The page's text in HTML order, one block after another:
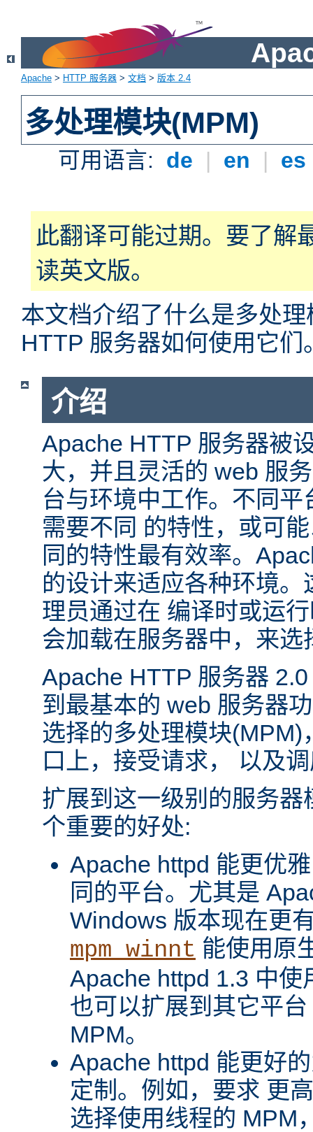
Apache > HTTP 服务器 > 文档 > 版本 2.4
多处理模块(MPM)
可用语言: de | en | es
此翻译可能过期。要了解
读英文版。
本文档介绍了什么是多处
HTTP 服务器如何使用它们
介绍
Apache HTTP 服务器被
大，并且灵活的 web 服
台与环境中工作。不同
需要不同 的特性，或可
同的特性最有效率。
的设计来适应各种环境
理员通过在 编译时或运
会加载在服务器中，来选
Apache HTTP 服务器
到最基本的 web 服务器
选择的多处理模块
口上，接受请求， 以及
扩展到这一级别的服务
个重要的好处:
Apache httpd 能更优
同的平台。尤其是
Windows 版本现在更
mpm_winnt 能使用原
Apache httpd 1.3 中使
也可以扩展到其它平
MPM。
Apache httpd 能更好
定制。例如，要求 更
选择使用线程的 MPM